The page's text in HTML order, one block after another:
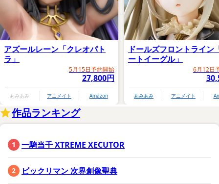
アズールレーン「クレオパト
ラ」
5月15日予約開始
27,800円
あみあみ アニメイト Amazon
ドールズフロントライン
ートイーグル」
6月12日
あみあみ アニメイト
作品ランキング
一騎当千 XTREME XECUTOR
ビックリマン 次界創像聖典